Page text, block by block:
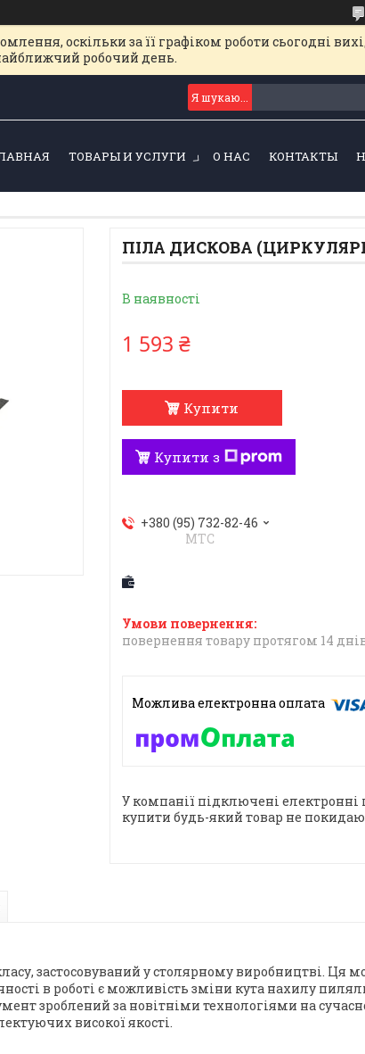
оскільки за її графіком роботи сьогодні
робочий день.
ТОВАРЫ И УСЛУГИ О НАС КОНТАКТЫ
ПІЛА ДИСКОВА
В наявності
1 593 ₴
Купити
Купити з
+380 (95) 732-82-46
МТС
повернення товару протягом 14
У компанії підключені електронні
купити будь-який товар не
застосовуваний у столярному виробництві.
в роботі є можливість зміни кута нахилу
зроблений за новітніми технологіями на
високої якості.